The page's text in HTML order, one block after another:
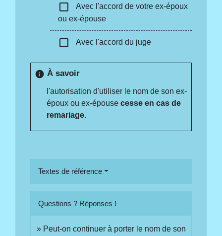
check_box_outline_blank
Avec l'accord de votre ex-époux
ou ex-épouse
check_box_outline_blank Avec l'accord du juge
info À savoir
l'autorisation d'utiliser le nom de son ex-
époux ou ex-épousecesse en cas de
remariage.
Textes de référence
Questions ? Réponses !
Peut-on continuer à porter le nom de son